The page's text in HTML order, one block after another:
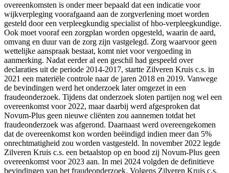
overeenkomsten is onder meer bepaald dat een indicatie voor
wijkverpleging voorafgaand aan de zorgverlening moet worden
gesteld door een verpleegkundig specialist of hbo-verpleegkundige.
Ook moet vooraf een zorgplan worden opgesteld, waarin de aard,
omvang en duur van de zorg zijn vastgelegd. Zorg waarvoor geen
wettelijke aanspraak bestaat, komt niet voor vergoeding in
aanmerking. Nadat eerder al een geschil had gespeeld over
declaraties uit de periode 2014-2017, startte Zilveren Kruis c.s. in
2021 een materiële controle naar de jaren 2018 en 2019. Vanwege
de bevindingen werd het onderzoek later omgezet in een
fraudeonderzoek. Tijdens dat onderzoek sloten partijen nog wel een
overeenkomst voor 2022, maar daarbij werd afgesproken dat
Novum-Plus geen nieuwe cliënten zou aannemen totdat het
fraudeonderzoek was afgerond. Daarnaast werd overeengekomen
dat de overeenkomst kon worden beëindigd indien meer dan 5%
onrechtmatigheid zou worden vastgesteld. In november 2022 legde
Zilveren Kruis c.s. een betaalstop op en bood zij Novum-Plus geen
overeenkomst voor 2023 aan. In mei 2024 volgden de definitieve
bevindingen van het fraudeonderzoek. Volgens Zilveren Kruis c.s.